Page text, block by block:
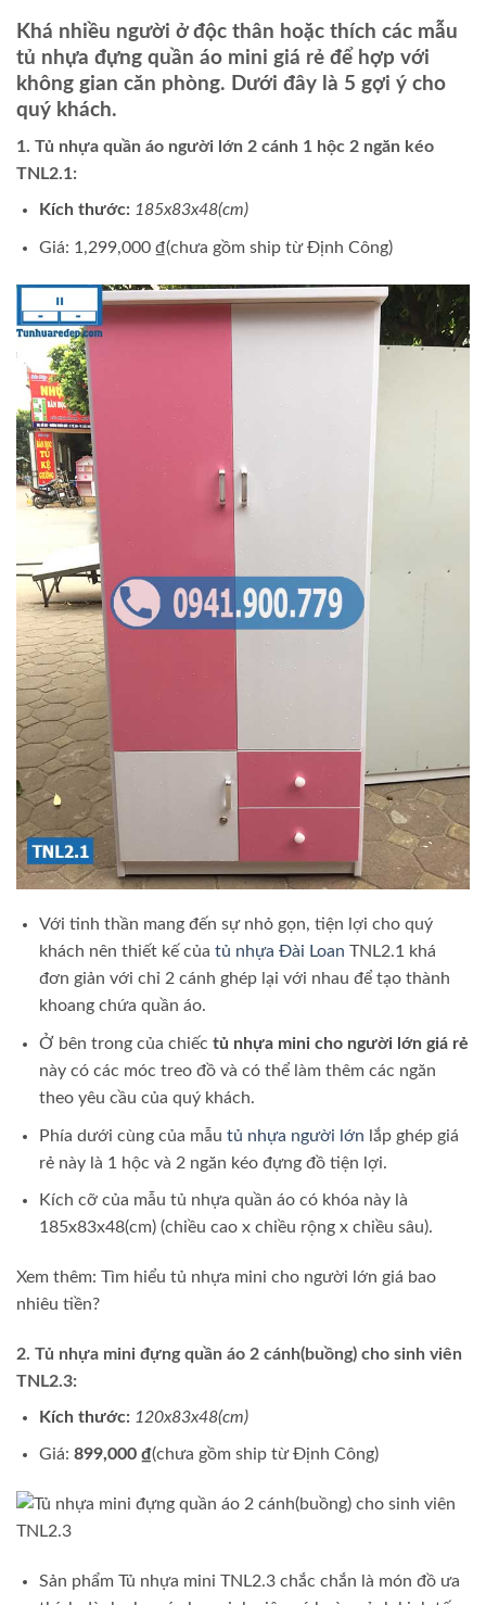
Khá nhiều người ở độc thân hoặc thích các mẫu
tủ nhựa đựng quần áo mini giá rẻ để hợp với
không gian căn phòng. Dưới đây là 5 gợi ý cho
quý khách.
1. Tủ nhựa quần áo người lớn 2 cánh 1 hộc 2 ngăn kéo
TNL2.1:
Kích thước: 185x83x48(cm)
Giá: 1,299,000 ₫(chưa gồm ship từ Định Công)
Với tinh thần mang đến sự nhỏ gọn, tiện lợi cho quý
khách nên thiết kế của tủ nhựa Đài Loan TNL2.1 khá
đơn giản với chỉ 2 cánh ghép lại với nhau để tạo thành
khoang chứa quần áo.
Ở bên trong của chiếc tủ nhựa mini cho người lớn giá rẻ
này có các móc treo đồ và có thể làm thêm các ngăn
theo yêu cầu của quý khách.
Phía dưới cùng của mẫu tủ nhựa người lớn lắp ghép giá
rẻ này là 1 hộc và 2 ngăn kéo đựng đồ tiện lợi.
Kích cỡ của mẫu tủ nhựa quần áo có khóa này là
185x83x48(cm) (chiều cao x chiều rộng x chiều sâu).
Xem thêm: Tìm hiểu tủ nhựa mini cho người lớn giá bao
nhiêu tiền?
2. Tủ nhựa mini đựng quần áo 2 cánh(buồng) cho sinh viên
TNL2.3:
Kích thước: 120x83x48(cm)
Giá: 899,000 ₫(chưa gồm ship từ Định Công)
Sản phẩm Tủ nhựa mini TNL2.3 chắc chắn là món đồ ưa